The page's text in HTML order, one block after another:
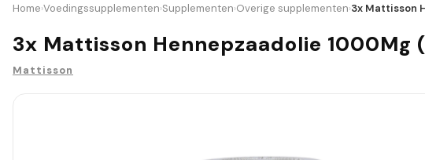
Home›Voedingssupplementen›Supplementen›Overige supplementen›3x Mattisson
3x Mattisson Hennepzaadolie 1000Mg
Mattisson